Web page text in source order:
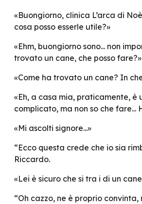
«Buongiorno, clinica L’arca di
cosa posso esserle utile?»
«Ehm, buongiorno sono... non
trovato un cane, che posso fare?»
«Come ha trovato un cane? In
«Eh, a casa mia, praticamente, è
complicato, ma non so che fare...
«Mi ascolti signore...»
“Ecco questa crede che io sia
Riccardo.
«Lei è sicuro che si tra i di un
“Oh cazzo, ne è proprio convinta,